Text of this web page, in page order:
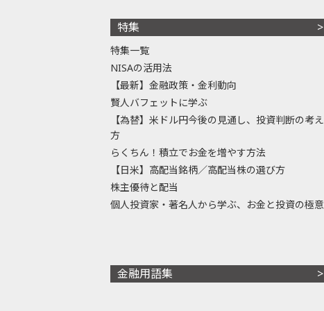
特集
特集一覧
NISAの活用法
【最新】金融政策・金利動向
賢人バフェットに学ぶ
【為替】米ドル円今後の見通し、投資判断の考え
方
らくちん！積立でお金を増やす方法
【日米】高配当銘柄／高配当株の選び方
株主優待と配当
個人投資家・著名人から学ぶ、お金と投資の極意
金融用語集